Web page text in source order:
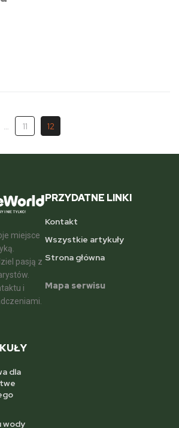
… 11 12
miejsce
pasją z
i
PRZYDATNE LINKI
Kontakt
Wszystkie artykuły
Strona główna
Mapa serwisu
dla
wody